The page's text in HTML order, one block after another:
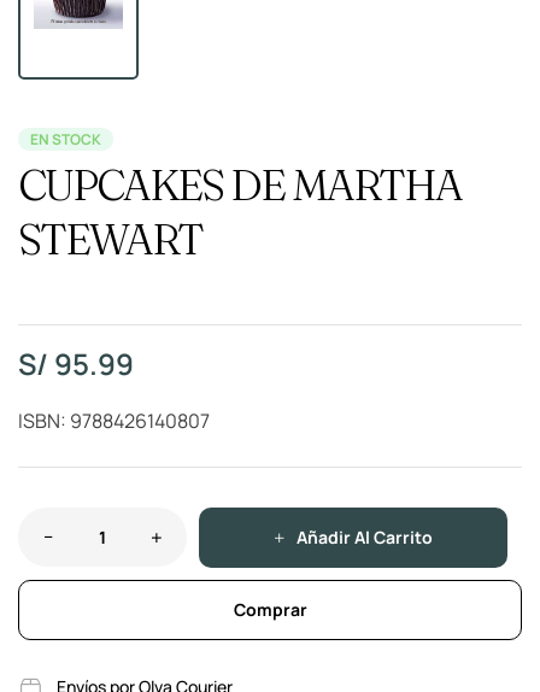
EN STOCK
CUPCAKES DE MARTHA
STEWART
S/ 95.99
ISBN: 9788426140807
Añadir Al Carrito
Comprar
Envíos por Olva Courier